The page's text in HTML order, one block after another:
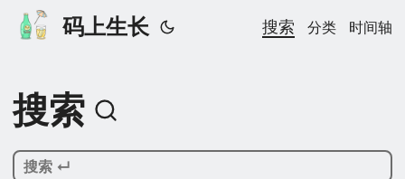
码上生长 搜索 分类 时间轴
搜索